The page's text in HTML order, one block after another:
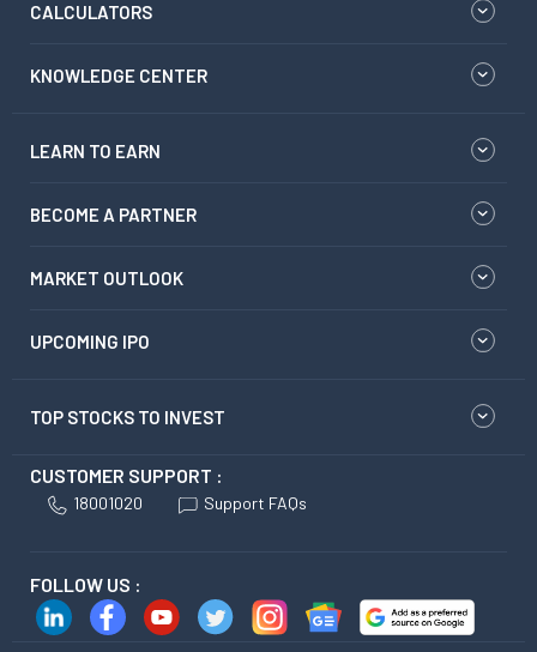
CALCULATORS
KNOWLEDGE CENTER
LEARN TO EARN
BECOME A PARTNER
MARKET OUTLOOK
UPCOMING IPO
TOP STOCKS TO INVEST
CUSTOMER SUPPORT :
18001020 Support FAQs
FOLLOW US :